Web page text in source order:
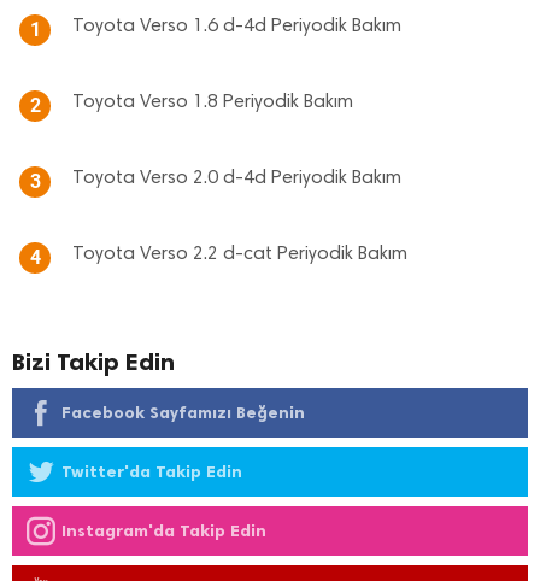
1 Toyota Verso 1.6 d-4d Periyodik Bakım
2 Toyota Verso 1.8 Periyodik Bakım
3 Toyota Verso 2.0 d-4d Periyodik Bakım
4 Toyota Verso 2.2 d-cat Periyodik Bakım
Bizi Takip Edin
Facebook Sayfamızı Beğenin
Twitter'da Takip Edin
Instagram'da Takip Edin